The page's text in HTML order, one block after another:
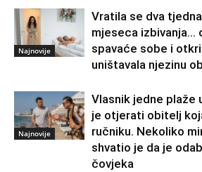
Najnovije
Vratila se dva
mjeseca izbivanja…
spavaće sobe i
uništavala njezinu
Najnovije
Vlasnik jedne plaže
je otjerati obitelj
ručniku. Nekoliko
shvatio je da je
čovjeka